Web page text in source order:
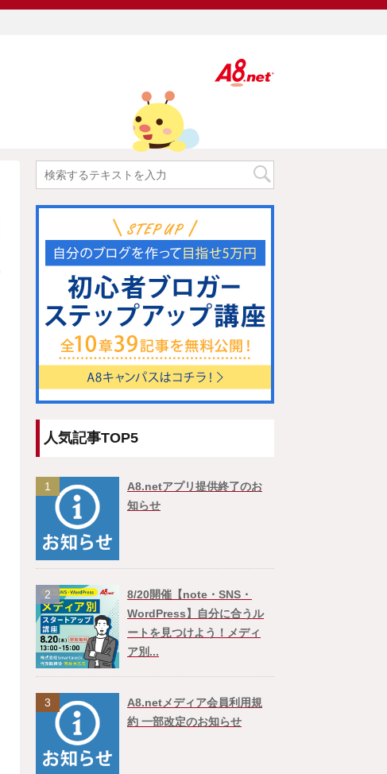
人気記事TOP5
1
A8.netアプリ提供終了のお
知らせ
2
8/20開催【note・SNS・
WordPress】自分に合うル
ートを見つけよう！メディ
ア別...
3
A8.netメディア会員利用規
約 一部改定のお知らせ